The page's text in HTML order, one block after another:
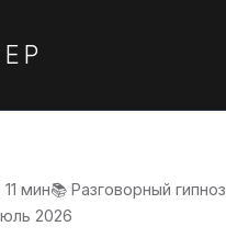
мин📚 Разговорный гипноз
2026